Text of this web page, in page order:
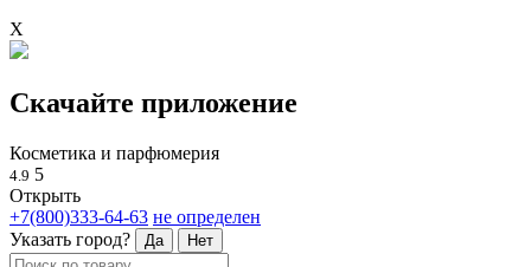
X
Скачайте приложение
Косметика и парфюмерия
4.9 5
Открыть
+7(800)333-64-63 не определен
Указать город?
Да Нет